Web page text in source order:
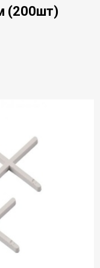
(200шт)